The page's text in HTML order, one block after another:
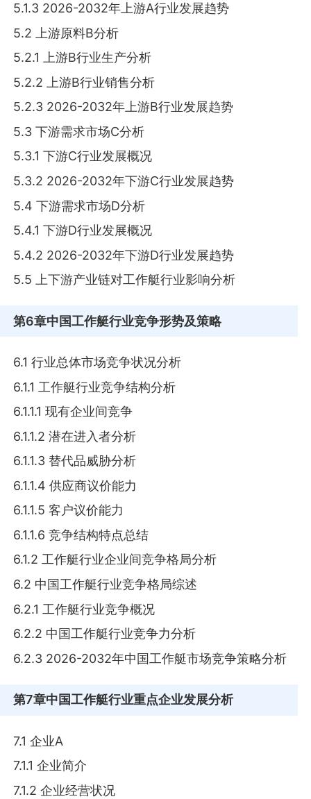
5.1.3 2026-2032年上游A行业发展趋势
5.2 上游原料B分析
5.2.1 上游B行业生产分析
5.2.2 上游B行业销售分析
5.2.3 2026-2032年上游B行业发展趋势
5.3 下游需求市场C分析
5.3.1 下游C行业发展概况
5.3.2 2026-2032年下游C行业发展趋势
5.4 下游需求市场D分析
5.4.1 下游D行业发展概况
5.4.2 2026-2032年下游D行业发展趋势
5.5 上下游产业链对工作艇行业影响分析
第6章中国工作艇行业竞争形势及策略
6.1 行业总体市场竞争状况分析
6.1.1 工作艇行业竞争结构分析
6.1.1.1 现有企业间竞争
6.1.1.2 潜在进入者分析
6.1.1.3 替代品威胁分析
6.1.1.4 供应商议价能力
6.1.1.5 客户议价能力
6.1.1.6 竞争结构特点总结
6.1.2 工作艇行业企业间竞争格局分析
6.2 中国工作艇行业竞争格局综述
6.2.1 工作艇行业竞争概况
6.2.2 中国工作艇行业竞争力分析
6.2.3 2026-2032年中国工作艇市场竞争策略分析
第7章中国工作艇行业重点企业发展分析
7.1 企业A
7.1.1 企业简介
7.1.2 企业经营状况